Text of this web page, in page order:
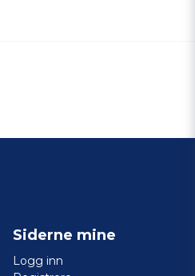
Siderne mine
Logg inn